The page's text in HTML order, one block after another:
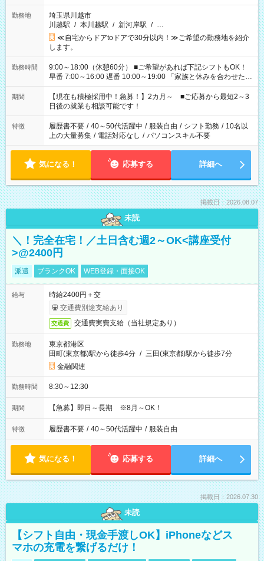
勤務地
埼玉県川越市
川越駅 / 本川越駅 / 新河岸駅 / …
≪自宅からドアtoドアで30分以内！≫ご希望の勤務地を紹介
します。
勤務時間
9:00～18:00（休憩60分） ■ご希望があれば下記シフトもOK！
早番 7:00～16:00 遅番 10:00～19:00 「家族と休みを合わせた
い」 「余裕を持って夕飯の準備がしたい」 「できれば残業はし
たくない」 など、ご希望を教えてくださいね。 ※Wワーク希望
の方へ 今ご覧のお仕事で希望する勤務時間と、もう1つのお仕事
の勤務時間。 合計で週40時間を超える場合は応募できません。
期間
【現在も積極採用中！急募！】2カ月～ ■ご応募から最短2～3
日後の就業も相談可能です！
特徴 履歴書不要 / 40～50代活躍中 / 服装自由 / シフト勤務 / 10名以
上の大量募集 / 電話対応なし / パソコンスキル不要
気になる！ 応募する 詳細へ
掲載日：2026.08.07
未読
＼！完全在宅！／土日含む週2～OK<講座受付
>@2400円
派遣 ブランクOK WEB登録・面接OK
給与
時給2400円＋交
交通費別途支給あり
交通費 交通費実費支給（当社規定あり）
勤務地
東京都港区
田町(東京都)駅から徒歩4分 / 三田(東京都)駅から徒歩7分
金融関連
勤務時間 8:30～12:30
期間 【急募】即日～長期 ※8月～OK！
特徴 履歴書不要 / 40～50代活躍中 / 服装自由
気になる！ 応募する 詳細へ
掲載日：2026.07.30
未読
【シフト自由・現金手渡しOK】iPhoneなどス
マホの充電を繋げるだけ！